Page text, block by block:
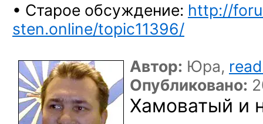
• Старое обсуждение: http://
sten.online/topic11396/
Автор: Юра,
Опубликовано:
Хамоватый и